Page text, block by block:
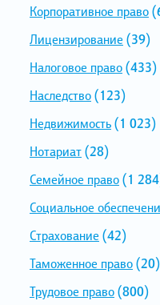
Корпоративное право
Лицензирование (39)
Налоговое право(433)
Наследство(123)
Недвижимость(1 023)
Нотариат(28)
Семейное право(1
Социальное
Страхование (42)
Таможенное право(20)
Трудовое право(800)